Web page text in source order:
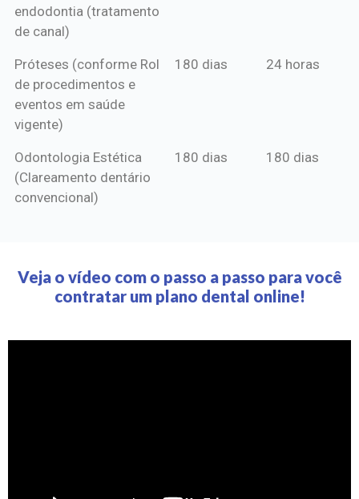
endodontia (tratamento
de canal)
Próteses (conforme Rol
de procedimentos e
eventos em saúde
vigente)
180 dias 24 horas
Odontologia Estética
(Clareamento dentário
convencional)
180 dias 180 dias
Veja o vídeo com o passo a passo para você
contratar um plano dental online!